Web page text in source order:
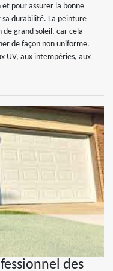
pour assurer la bonne
durabilité. La peinture
de grand soleil, car cela
de façon non uniforme.
UV, aux intempéries, aux
des